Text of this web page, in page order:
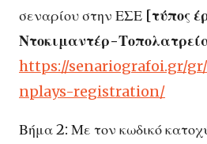
σεναρίου στην ΕΣΕ [τύπος
Ντοκιμαντέρ-
https://senariografoi.gr/
nplays-registration/
Βήμα 2: Με τον κωδικό